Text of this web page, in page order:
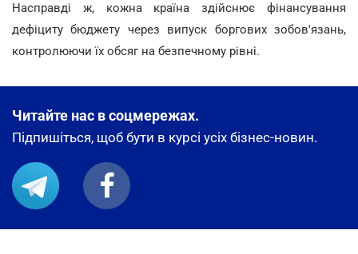
Насправді ж, кожна країна здійснює фінансування
дефіциту бюджету через випуск боргових зобов'язань,
контролюючи їх обсяг на безпечному рівні.
Читайте нас в соцмережах.
Підпишіться, щоб бути в курсі усіх бізнес-новин.